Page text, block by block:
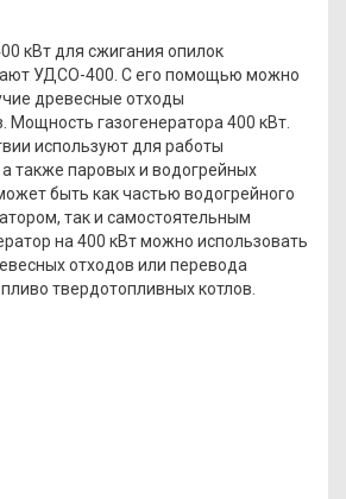
кВт для сжигания опилок
УДСО-400. С его помощью можно
древесные отходы
Мощность газогенератора 400 кВт.
используют для работы
а также паровых и водогрейных
быть как частью водогрейного
так и самостоятельным
на 400 кВт можно использовать
отходов или перевода
твердотопливных котлов.